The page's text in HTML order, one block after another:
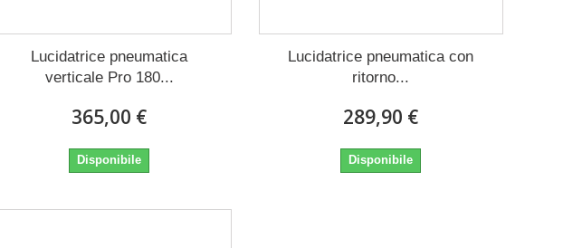
Lucidatrice pneumatica
verticale Pro 180...
365,00 €
Disponibile
Lucidatrice pneumatica con
ritorno...
289,90 €
Disponibile